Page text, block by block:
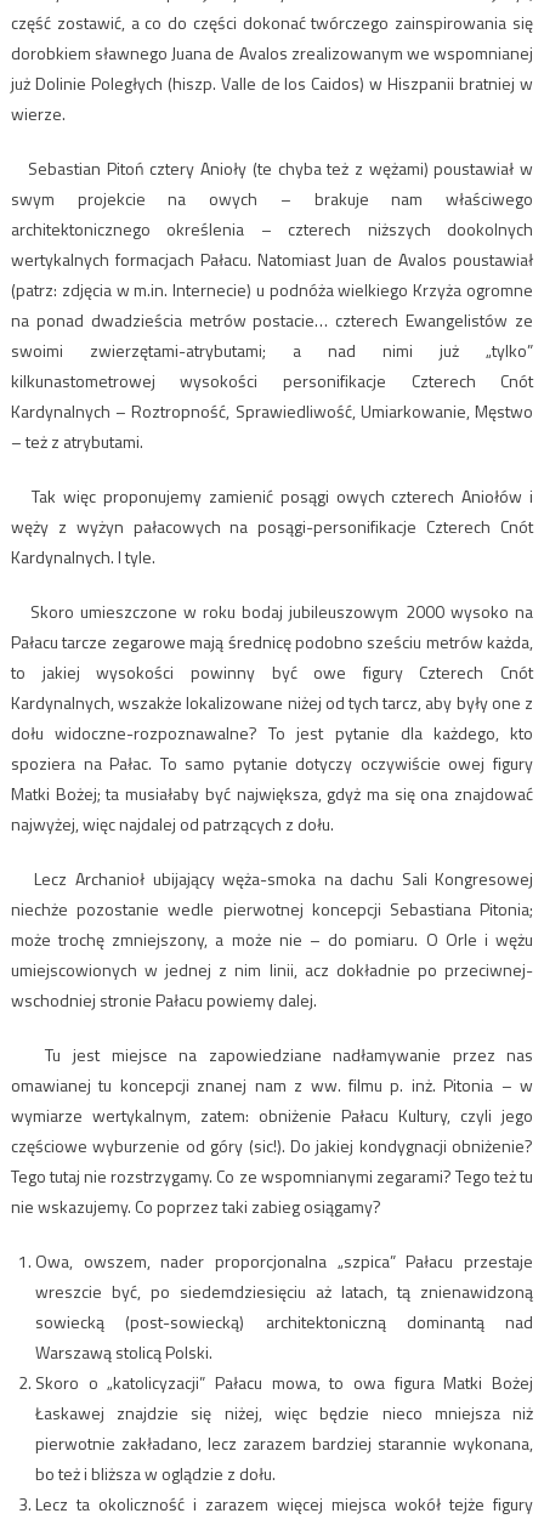
część zostawić, a co do części dokonać twórczego zainspirowania się
dorobkiem sławnego Juana de Avalos zrealizowanym we wspomnianej
już Dolinie Poległych (hiszp. Valle de los Caidos) w Hiszpanii bratniej w
wierze.
Sebastian Pitoń cztery Anioły (te chyba też z wężami) poustawiał w
swym projekcie na owych – brakuje nam właściwego
architektonicznego określenia – czterech niższych dookolnych
wertykalnych formacjach Pałacu. Natomiast Juan de Avalos poustawiał
(patrz: zdjęcia w m.in. Internecie) u podnóża wielkiego Krzyża ogromne
na ponad dwadzieścia metrów postacie… czterech Ewangelistów ze
swoimi zwierzętami-atrybutami; a nad nimi już „tylko”
kilkunastometrowej wysokości personifikacje Czterech Cnót
Kardynalnych – Roztropność, Sprawiedliwość, Umiarkowanie, Męstwo
– też z atrybutami.
Tak więc proponujemy zamienić posągi owych czterech Aniołów i
węży z wyżyn pałacowych na posągi-personifikacje Czterech Cnót
Kardynalnych. I tyle.
Skoro umieszczone w roku bodaj jubileuszowym 2000 wysoko na
Pałacu tarcze zegarowe mają średnicę podobno sześciu metrów każda,
to jakiej wysokości powinny być owe figury Czterech Cnót
Kardynalnych, wszakże lokalizowane niżej od tych tarcz, aby były one z
dołu widoczne-rozpoznawalne? To jest pytanie dla każdego, kto
spoziera na Pałac. To samo pytanie dotyczy oczywiście owej figury
Matki Bożej; ta musiałaby być największa, gdyż ma się ona znajdować
najwyżej, więc najdalej od patrzących z dołu.
Lecz Archanioł ubijający węża-smoka na dachu Sali Kongresowej
niechże pozostanie wedle pierwotnej koncepcji Sebastiana Pitonia;
może trochę zmniejszony, a może nie – do pomiaru. O Orle i wężu
umiejscowionych w jednej z nim linii, acz dokładnie po przeciwnej-
wschodniej stronie Pałacu powiemy dalej.
Tu jest miejsce na zapowiedziane nadłamywanie przez nas
omawianej tu koncepcji znanej nam z ww. filmu p. inż. Pitonia – w
wymiarze wertykalnym, zatem: obniżenie Pałacu Kultury, czyli jego
częściowe wyburzenie od góry (sic!). Do jakiej kondygnacji obniżenie?
Tego tutaj nie rozstrzygamy. Co ze wspomnianymi zegarami? Tego też tu
nie wskazujemy. Co poprzez taki zabieg osiągamy?
Owa, owszem, nader proporcjonalna „szpica” Pałacu przestaje
wreszcie być, po siedemdziesięciu aż latach, tą znienawidzoną
sowiecką (post-sowiecką) architektoniczną dominantą nad
Warszawą stolicą Polski.
Skoro o „katolicyzacji” Pałacu mowa, to owa figura Matki Bożej
Łaskawej znajdzie się niżej, więc będzie nieco mniejsza niż
pierwotnie zakładano, lecz zarazem bardziej starannie wykonana,
bo też i bliższa w oglądzie z dołu.
Lecz ta okoliczność i zarazem więcej miejsca wokół tejże figury